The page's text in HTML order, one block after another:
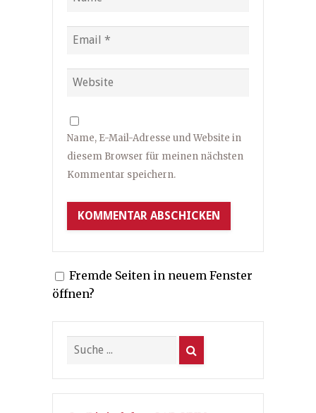
Name, E-Mail-Adresse und Website in
diesem Browser für meinen nächsten
Kommentar speichern.
Fremde Seiten in neuem Fenster
öffnen?